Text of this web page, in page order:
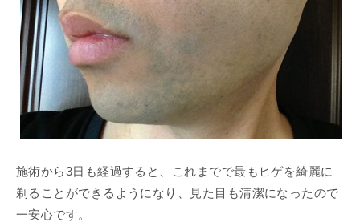
施術から3日も経過すると、これまでで最もヒゲを綺麗に
剃ることができるようになり、見た目も清潔になったので
一安心です。